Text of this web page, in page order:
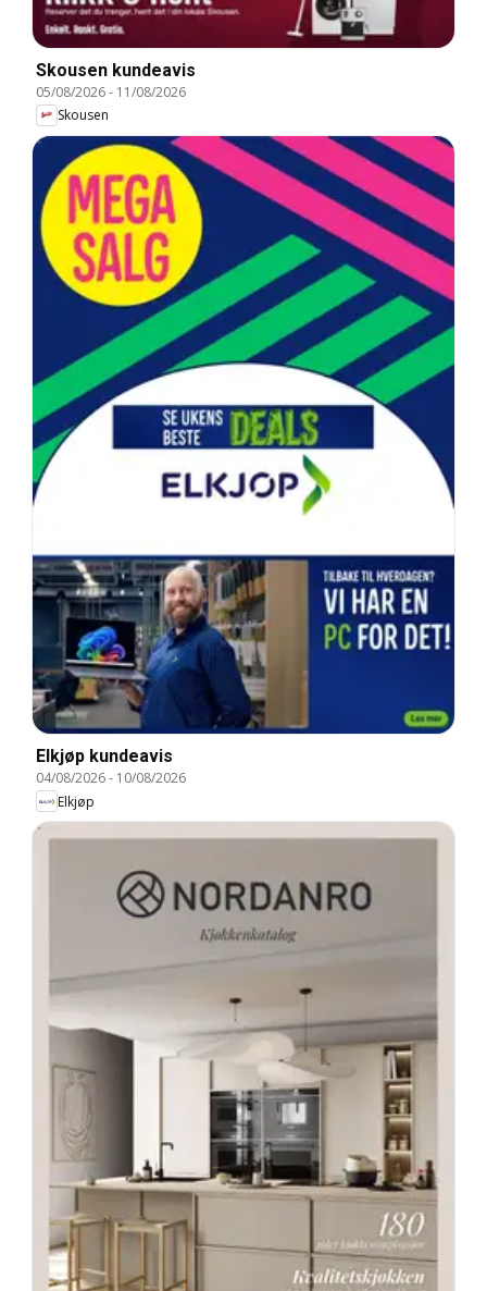
Skousen kundeavis
05/08/2026- 11/08/2026
Skousen
Elkjøp kundeavis
04/08/2026- 10/08/2026
Elkjøp